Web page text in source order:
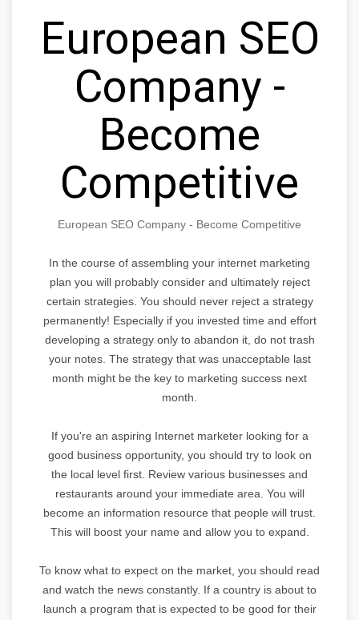
European SEO
Company -
Become
Competitive
European SEO Company - Become Competitive
In the course of assembling your internet marketing
plan you will probably consider and ultimately reject
certain strategies. You should never reject a strategy
permanently! Especially if you invested time and effort
developing a strategy only to abandon it, do not trash
your notes. The strategy that was unacceptable last
month might be the key to marketing success next
month.
If you're an aspiring Internet marketer looking for a
good business opportunity, you should try to look on
the local level first. Review various businesses and
restaurants around your immediate area. You will
become an information resource that people will trust.
This will boost your name and allow you to expand.
To know what to expect on the market, you should read
and watch the news constantly. If a country is about to
launch a program that is expected to be good for their